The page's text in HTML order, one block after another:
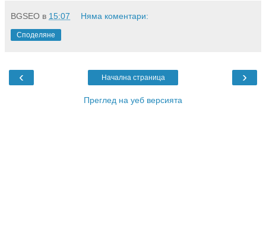
BGSEO в 15:07 Няма коментари:
Споделяне
‹ ›
Начална страница
Преглед на уеб версията